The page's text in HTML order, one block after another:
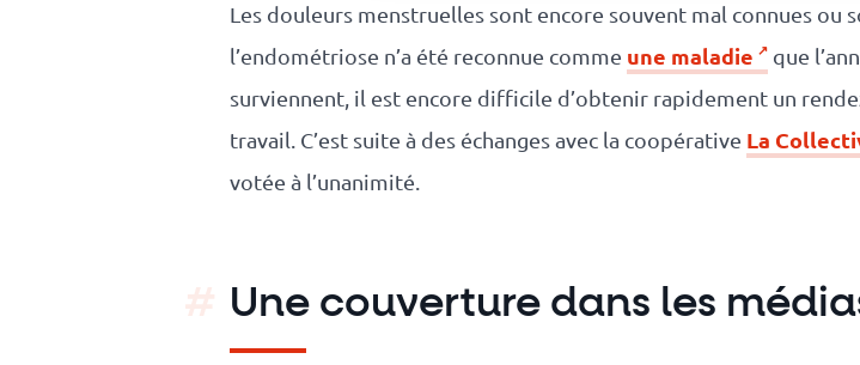
Les douleurs menstruelles sont encore souvent mal connues ou
l’endométriose n’a été reconnue comme une maladie
que
surviennent, il est encore difficile d’obtenir rapidement un
travail. C’est suite à des échanges avec la coopérative La
votée à l’unanimité.
Une couverture dans les